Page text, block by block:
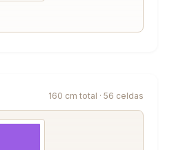
160 cm total · 56 celdas